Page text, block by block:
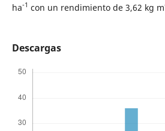
ha-1 con un rendimiento de 3,62 kg m
Descargas